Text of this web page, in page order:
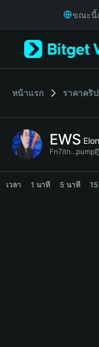
Русский
Italiano
简体中文
繁體中文
Bahasa Indonesia
ขณะนี้
หน้าแรก ราคาคริ
EWS
Fn7itn...pump
EWS Price Chart
เวลา 1 นาที 5 นาที